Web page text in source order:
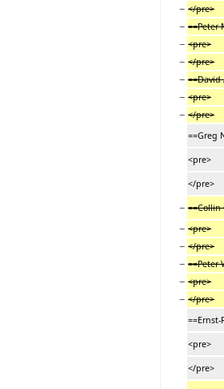
− </pre>
− ==Peter
− <pre>
− </pre>
− ==David
− <pre>
− </pre>
==Greg
<pre>
</pre>
− ==Collin
− <pre>
− </pre>
− ==Peter
− <pre>
− </pre>
<pre>
</pre>